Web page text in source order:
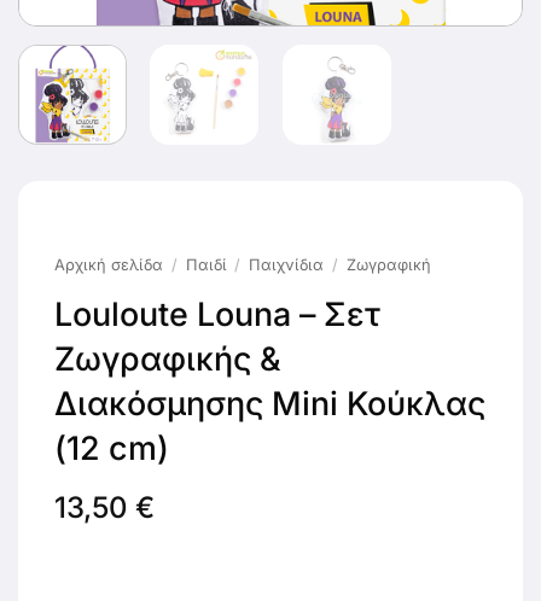
Αρχική σελίδα / Παιδί / Παιχνίδια / Ζωγραφική
Louloute Louna – Σετ
Ζωγραφικής &
Διακόσμησης Mini Κούκλας
(12 cm)
13,50 €